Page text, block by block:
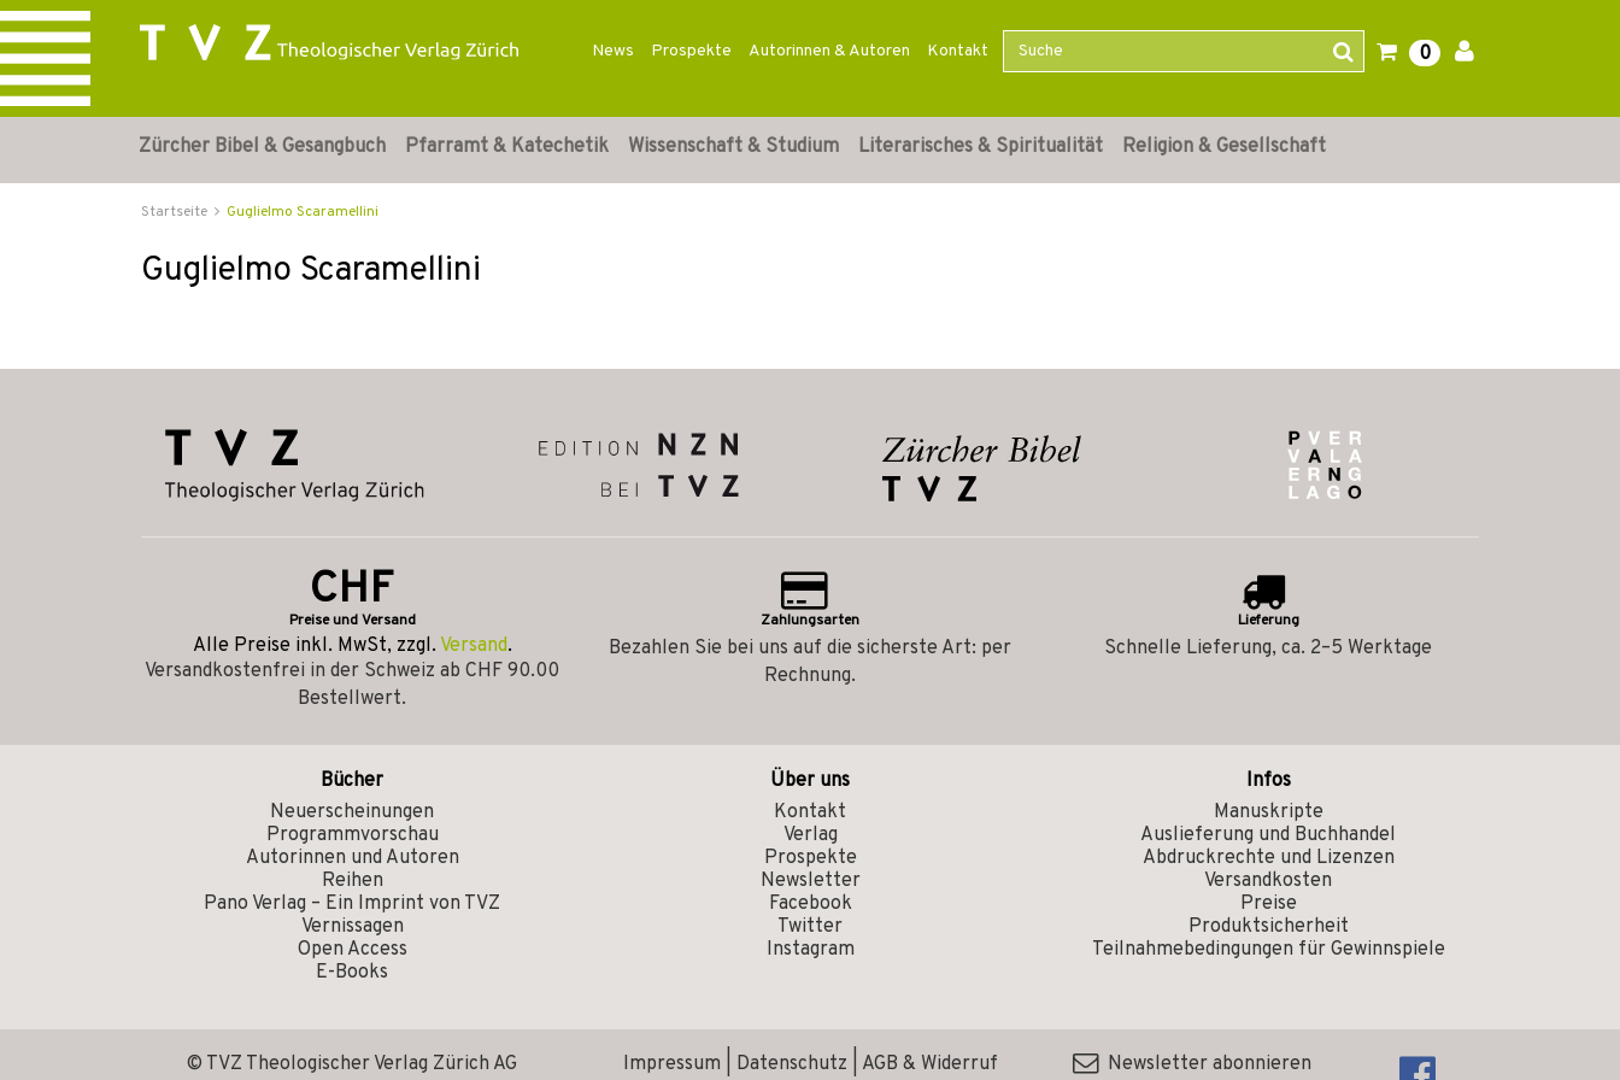
News Prospekte Autorinnen & Autoren Kontakt 0
Zürcher Bibel & Gesangbuch Pfarramt & Katechetik Wissenschaft & Studium Literarisches & Spiritualität Religion & Gesellschaft
Startseite Guglielmo Scaramellini
Guglielmo Scaramellini
CHF
Preise und Versand
Alle Preise inkl. MwSt, zzgl. Versand.
Versandkostenfrei in der Schweiz ab CHF 90.00
Bestellwert.
Zahlungsarten
Bezahlen Sie bei uns auf die sicherste Art: per
Rechnung.
Lieferung
Schnelle Lieferung, ca. 2–5 Werktage
Bücher
Neuerscheinungen
Programmvorschau
Autorinnen und Autoren
Reihen
Pano Verlag – Ein Imprint von TVZ
Vernissagen
Open Access
E-Books
Über uns
Kontakt
Verlag
Prospekte
Newsletter
Facebook
Twitter
Instagram
Infos
Manuskripte
Auslieferung und Buchhandel
Abdruckrechte und Lizenzen
Versandkosten
Preise
Produktsicherheit
Teilnahmebedingungen für Gewinnspiele
© TVZ Theologischer Verlag Zürich AG Impressum Datenschutz AGB & Widerruf Newsletter abonnieren